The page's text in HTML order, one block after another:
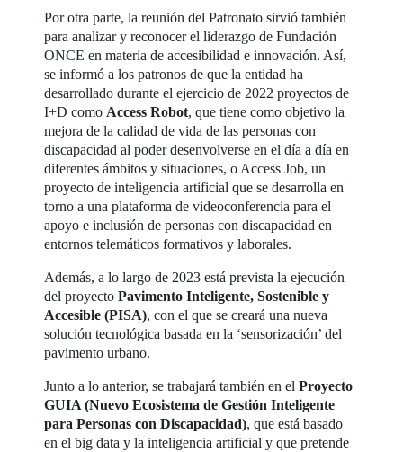
Por otra parte, la reunión del Patronato sirvió también
para analizar y reconocer el liderazgo de Fundación
ONCE en materia de accesibilidad e innovación. Así,
se informó a los patronos de que la entidad ha
desarrollado durante el ejercicio de 2022 proyectos de
I+D como Access Robot, que tiene como objetivo la
mejora de la calidad de vida de las personas con
discapacidad al poder desenvolverse en el día a día en
diferentes ámbitos y situaciones, o Access Job, un
proyecto de inteligencia artificial que se desarrolla en
torno a una plataforma de videoconferencia para el
apoyo e inclusión de personas con discapacidad en
entornos telemáticos formativos y laborales.
Además, a lo largo de 2023 está prevista la ejecución
del proyectoPavimento Inteligente, Sostenible y
Accesible (PISA), con el que se creará una nueva
solución tecnológica basada en la ‘sensorización’ del
pavimento urbano.
Junto a lo anterior, se trabajará también en elProyecto
GUIA (Nuevo Ecosistema de Gestión Inteligente
para Personas con Discapacidad), que está basado
en el big data y la inteligencia artificial y que pretende